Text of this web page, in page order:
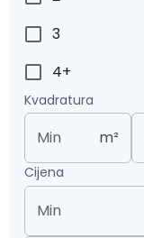
3
4+
Kvadratura
Min m²
Cijena
Min